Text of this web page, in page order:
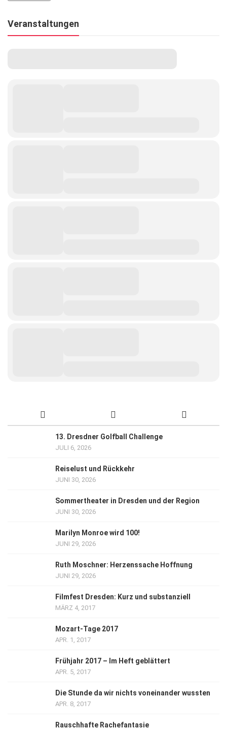
Veranstaltungen
13. Dresdner Golfball Challenge
JULI 6, 2026
Reiselust und Rückkehr
JUNI 30, 2026
Sommertheater in Dresden und der Region
JUNI 30, 2026
Marilyn Monroe wird 100!
JUNI 29, 2026
Ruth Moschner: Herzenssache Hoffnung
JUNI 29, 2026
Filmfest Dresden: Kurz und substanziell
MÄRZ 4, 2017
Mozart-Tage 2017
APR. 1, 2017
Frühjahr 2017 – Im Heft geblättert
APR. 5, 2017
Die Stunde da wir nichts voneinander wussten
APR. 8, 2017
Rauschhafte Rachefantasie